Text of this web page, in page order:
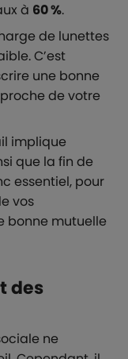
à 60 %.
de lunettes
C’est
une bonne
de votre
implique
que la fin de
essentiel, pour
vos
bonne mutuelle
des
ne